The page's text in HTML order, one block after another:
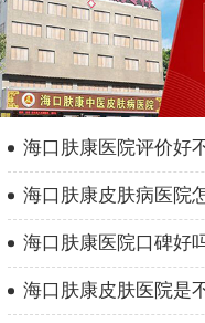
海口肤康医院评价好
海口肤康皮肤病医院
海口肤康医院口碑好
海口肤康皮肤医院是